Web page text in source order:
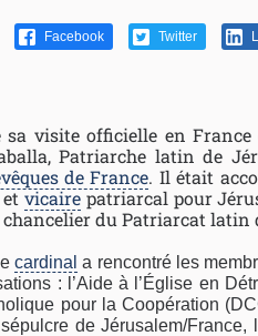
Facebook Twitter
sa visite officielle en
Patriarche latin de
de France. Il était
etvicaire patriarcal pour
chancelier du Patriarcat latin
cardinal a rencontré les
: l’Aide à l’Église en
pour la Coopération
de Jérusalem/France,